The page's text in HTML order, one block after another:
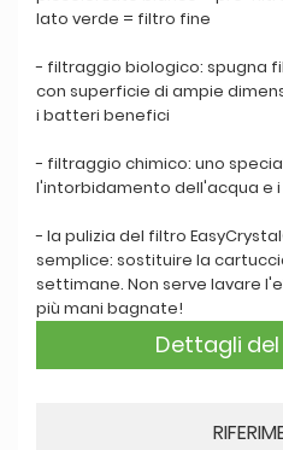
lato verde = filtro fine
- filtraggio biologico: spugna
con superficie di ampie
i batteri benefici
- filtraggio chimico: uno
l'intorbidamento dell'acqua e
- la pulizia del filtro
semplice: sostituire la
settimane. Non serve lavare
più mani bagnate!
Dettagli